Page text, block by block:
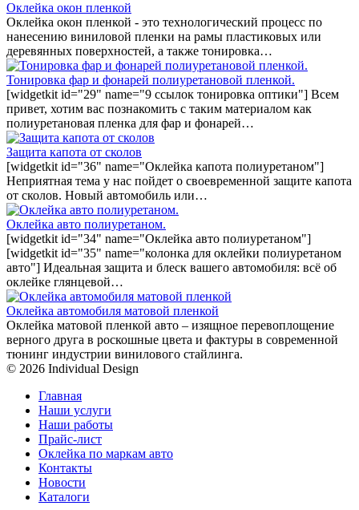
Оклейка окон пленкой
Оклейка окон пленкой - это технологический процесс по
нанесению виниловой пленки на рамы пластиковых или
деревянных поверхностей, а также тонировка…
Тонировка фар и фонарей полиуретановой пленкой.
[widgetkit id="29" name="9 ссылок тонировка оптики"] Всем
привет, хотим вас познакомить с таким материалом как
полиуретановая пленка для фар и фонарей…
Защита капота от сколов
[widgetkit id="36" name="Оклейка капота полиуретаном"]
Неприятная тема у нас пойдет о своевременной защите капота
от сколов. Новый автомобиль или…
Оклейка авто полиуретаном.
[widgetkit id="34" name="Оклейка авто полиуретаном"]
[widgetkit id="35" name="колонка для оклейки полиуретаном
авто"] Идеальная защита и блеск вашего автомобиля: всё об
оклейке глянцевой…
Оклейка автомобиля матовой пленкой
Оклейка матовой пленкой авто – изящное перевоплощение
верного друга в роскошные цвета и фактуры в современной
тюнинг индустрии винилового стайлинга.
© 2026 Individual Design
Главная
Наши услуги
Наши работы
Прайс-лист
Оклейка по маркам авто
Контакты
Новости
Каталоги